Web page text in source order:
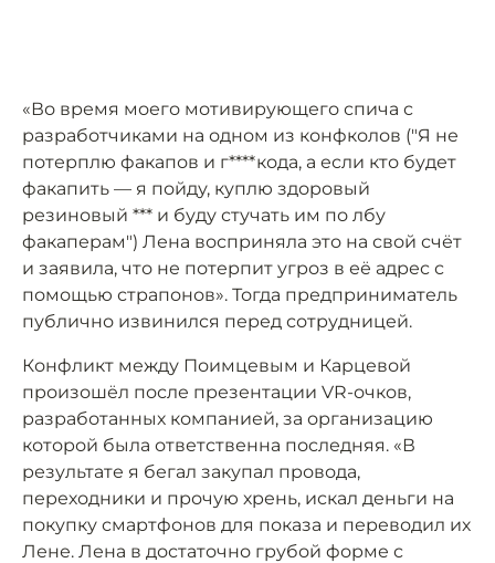
«Во время моего мотивирующего спича с
разработчиками на одном из конфколов ("Я не
потерплю факапов и г****кода, а если кто будет
факапить — я пойду, куплю здоровый
резиновый *** и буду стучать им по лбу
факаперам") Лена восприняла это на свой счёт
и заявила, что не потерпит угроз в её адрес с
помощью страпонов». Тогда предприниматель
публично извинился перед сотрудницей.
Конфликт между Поимцевым и Карцевой
произошёл после презентации VR-очков,
разработанных компанией, за организацию
которой была ответственна последняя. «В
результате я бегал закупал провода,
переходники и прочую хрень, искал деньги на
покупку смартфонов для показа и переводил их
Лене. Лена в достаточно грубой форме с